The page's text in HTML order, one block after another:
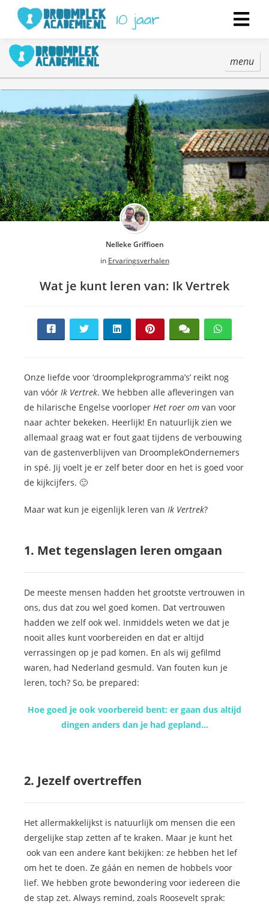
menu
Nelleke Griffioen
in Ervaringsverhalen
Wat je kunt leren van: Ik Vertrek
Onze liefde voor ‘droomplekprogramma’s’ reikt nog
van vóór Ik Vertrek. We hebben alle afleveringen van
de hilarische Engelse voorloper Het roer om van voor
naar achter bekeken. Heerlijk! En natuurlijk zien we
allemaal graag wat er fout gaat tijdens de verbouwing
van de gastenverblijven van DroomplekOndernemers
in spé. Jij voelt je er zelf beter door en het is goed voor
de kijkcijfers. 🙂
Maar wat kun je eigenlijk leren van Ik Vertrek?
1. Met tegenslagen leren omgaan
De meeste mensen hadden het grootste vertrouwen in
ons, dus dat zou wel goed komen. Dat vertrouwen
hadden we zelf ook wel. Inmiddels weten we dat je
nooit alles kunt voorbereiden en dat er altijd
verrassingen op je pad komen. En als wij gefilmd
waren, had Nederland gesmuld. Van fouten kun je
leren, toch? So, be prepared:
Hoe goed je ook voorbereid bent: er gaan dus altijd
dingen anders dan je had gepland…
2. Jezelf overtreffen
Het allermakkelijkst is natuurlijk om mensen die een
dergelijke stap zetten af te kraken. Maar je kunt het
ook van een andere kant bekijken: ze hebben het lef
om het te doen. Ze gáán en nemen de hobbels voor
lief. We hebben grote bewondering voor iedereen die
de stap zet. Always remind, zoals Roosevelt sprak: